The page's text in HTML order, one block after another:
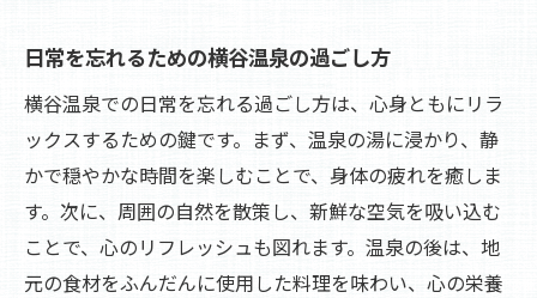
横谷温泉で静寂を楽しむ過ごし方
リフレッシュを目的に横谷温泉を訪れる
日常を忘れるための横谷温泉の過ごし方
横谷温泉での日常を忘れる過ごし方は、心身ともにリラ
ックスするための鍵です。まず、温泉の湯に浸かり、静
かで穏やかな時間を楽しむことで、身体の疲れを癒しま
す。次に、周囲の自然を散策し、新鮮な空気を吸い込む
ことで、心のリフレッシュも図れます。温泉の後は、地
元の食材をふんだんに使用した料理を味わい、心の栄養